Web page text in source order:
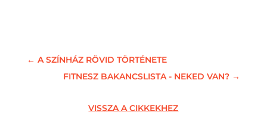
← A SZÍNHÁZ RÖVID TÖRTÉNETE
FITNESZ BAKANCSLISTA - NEKED VAN? →
VISSZA A CIKKEKHEZ